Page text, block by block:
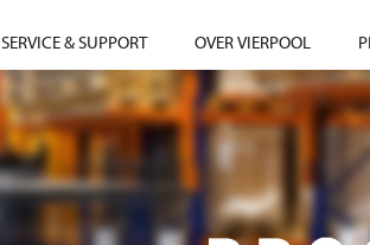
SERVICE & SUPPORT OVER VIERPOOL